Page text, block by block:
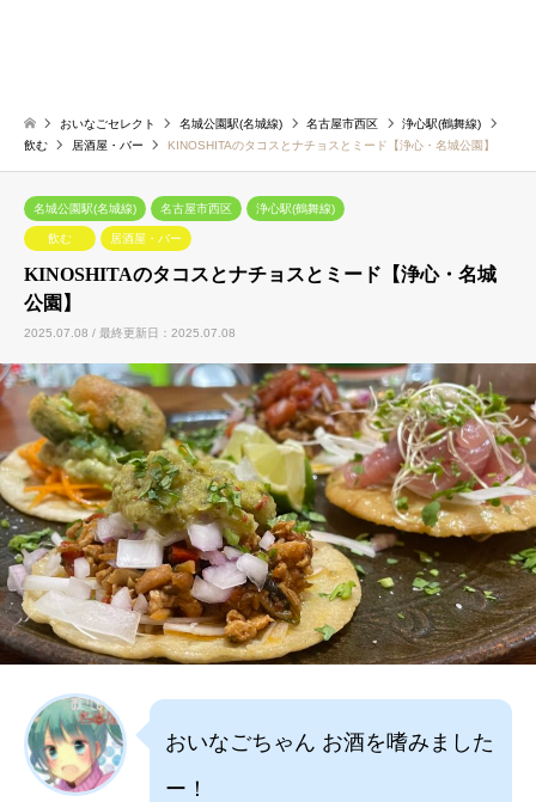
おいなごセレクト 名城公園駅(名城線) 名古屋市西区
浄心駅(鶴舞線)
飲む
居酒屋・バー KINOSHITAのタコスとナチョスとミード【浄心・名城公園】
名城公園駅(名城線) 名古屋市西区 浄心駅(鶴舞線)
飲む 居酒屋・バー
KINOSHITAのタコスとナチョスとミード【浄心・名城
公園】
2025.07.08 / 最終更新日：2025.07.08
おいなごちゃん お酒を嗜みました
ー！